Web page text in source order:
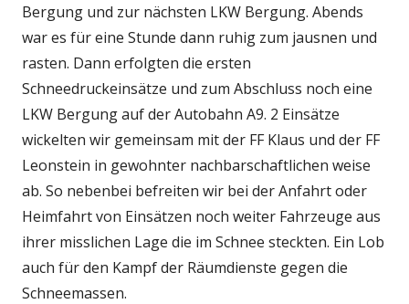
Bergung und zur nächsten LKW Bergung. Abends
war es für eine Stunde dann ruhig zum jausnen und
rasten. Dann erfolgten die ersten
Schneedruckeinsätze und zum Abschluss noch eine
LKW Bergung auf der Autobahn A9. 2 Einsätze
wickelten wir gemeinsam mit der FF Klaus und der FF
Leonstein in gewohnter nachbarschaftlichen weise
ab. So nebenbei befreiten wir bei der Anfahrt oder
Heimfahrt von Einsätzen noch weiter Fahrzeuge aus
ihrer misslichen Lage die im Schnee steckten. Ein Lob
auch für den Kampf der Räumdienste gegen die
Schneemassen.